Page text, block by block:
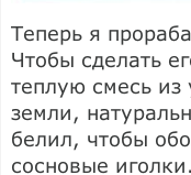
Теперь я
Чтобы сделать
теплую смесь из
земли,
белил, чтобы
сосновые